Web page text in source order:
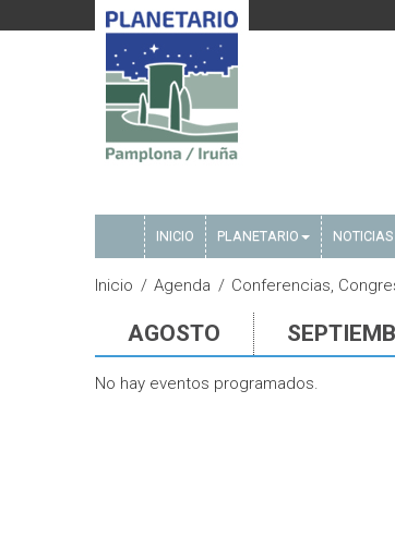
INICIO PLANETARIO NOTICIAS
Inicio Agenda Conferencias,
AGOSTO
No hay eventos programados.